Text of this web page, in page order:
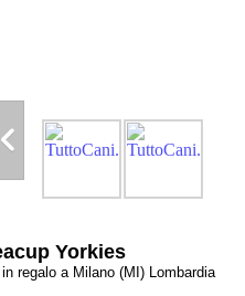
Yorkies
regalo a Milano (MI) Lombardia